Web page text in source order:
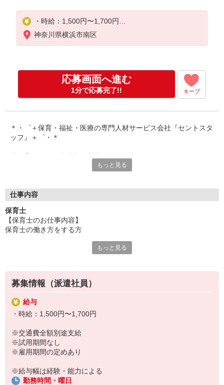
・時給：1,500円〜1,700円
※交通費全額別途支給
※給与幅は経験・能力による
神奈川県横浜市南区
応募画面へ進む
1分で応募完了!! キープ
＊・゜＋保育・福祉・医療の専門人材サービス会社『セントスタ
ッフ』＋゜・＊
保育専門の人材サービスをしているからこそ、豊富な求人情報を
「短時間で探してる」「いずれ正職員になりたい！」
ネ！
もっと見る
仕事内容
保育士
【保育士のお仕事内容】
保育士の働き方をする方
≪クラス運営に係る業務全般≫
・日々の遊びの提供
・簡単な書類業務
・個別経過記録の作成
・簡単な保護者様対応
・消毒、清掃業務
・・・等
もっと見る
募集情報（派遣社員）
給与
・時給：1,500円〜1,700円
※交通費全額別途支給
※試用期間なし
※雇用期間の定めあり
※給与幅は経験・能力による
勤務時間・曜日